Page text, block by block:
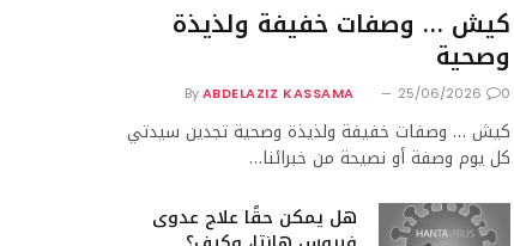
كيش … وصفات خفيفة ولذيذة
وصحية
By ABDELAZIZ KASSAMA 25/06/2026 0
كيش … وصفات خفيفة ولذيذة وصحية تجدين سيدتي
كل يوم وصفة أو نصيحة من خبرائنا…
هل يمكن حقًا علاج عدوى